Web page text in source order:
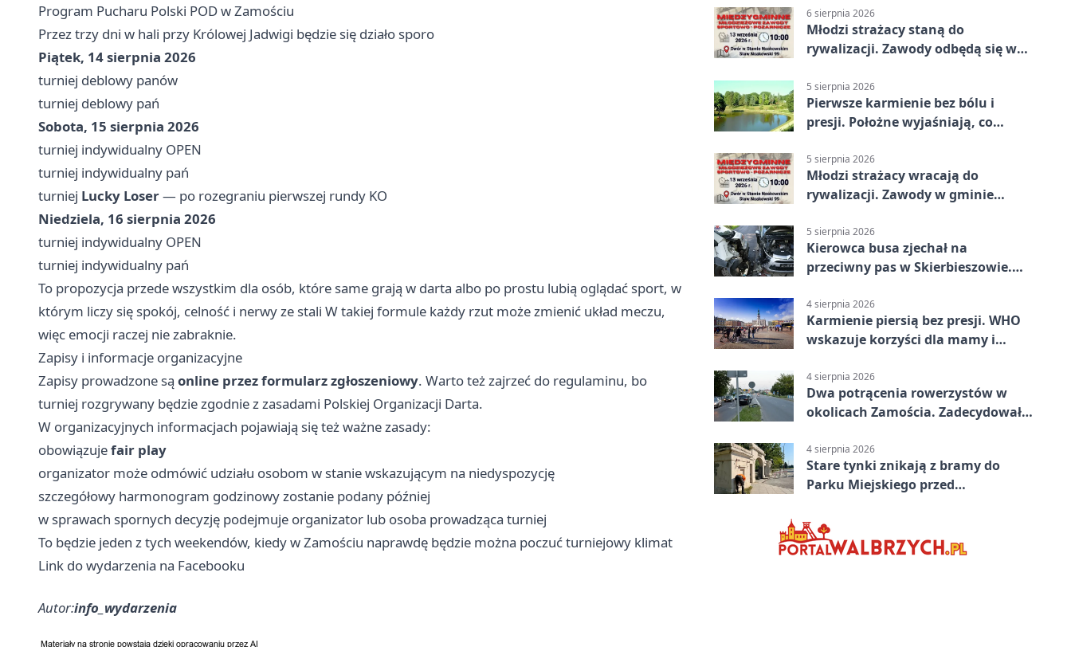
Program Pucharu Polski POD w Zamościu
Przez trzy dni w hali przy Królowej Jadwigi będzie się działo sporo
Piątek, 14 sierpnia 2026
turniej deblowy panów
turniej deblowy pań
Sobota, 15 sierpnia 2026
turniej indywidualny OPEN
turniej indywidualny pań
turniej Lucky Loser— po rozegraniu pierwszej rundy KO
Niedziela, 16 sierpnia 2026
turniej indywidualny OPEN
turniej indywidualny pań
To propozycja przede wszystkim dla osób, które same grają w darta albo po prostu lubią oglądać sport, w
którym liczy się spokój, celność i nerwy ze stali W takiej formule każdy rzut może zmienić układ meczu,
więc emocji raczej nie zabraknie.
Zapisy i informacje organizacyjne
Zapisy prowadzone są online przez formularz zgłoszeniowy. Warto też zajrzeć do regulaminu, bo
turniej rozgrywany będzie zgodnie z zasadami Polskiej Organizacji Darta.
W organizacyjnych informacjach pojawiają się też ważne zasady:
obowiązujefair play
organizator może odmówić udziału osobom w stanie wskazującym na niedyspozycję
szczegółowy harmonogram godzinowy zostanie podany później
w sprawach spornych decyzję podejmuje organizator lub osoba prowadząca turniej
To będzie jeden z tych weekendów, kiedy w Zamościu naprawdę będzie można poczuć turniejowy klimat
Link do wydarzenia na Facebooku
Autor:info_wydarzenia
6 sierpnia 2026
Młodzi strażacy staną do
rywalizacji. Zawody odbędą się w
5 sierpnia 2026
Pierwsze karmienie bez bólu i
presji. Położne wyjaśniają, co
5 sierpnia 2026
Młodzi strażacy wracają do
rywalizacji. Zawody w gminie
5 sierpnia 2026
Kierowca busa zjechał na
przeciwny pas w Skierbieszowie.
4 sierpnia 2026
Karmienie piersią bez presji. WHO
wskazuje korzyści dla mamy i
4 sierpnia 2026
Dwa potrącenia rowerzystów w
okolicach Zamościa. Zadecydowało
4 sierpnia 2026
Stare tynki znikają z bramy do
Parku Miejskiego przed